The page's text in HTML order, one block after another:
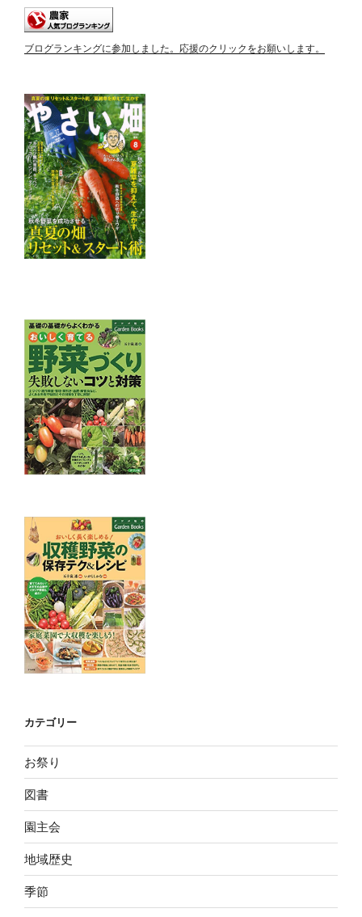
ブログランキングに参加しました。応援のクリックをお願いします。
カテゴリー
お祭り
図書
園主会
地域歴史
季節